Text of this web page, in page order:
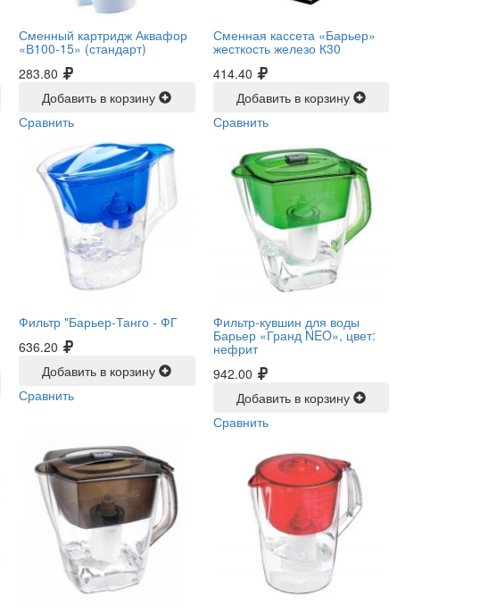
Сменный картридж Аквафор
«В100-15» (стандарт)
283.80
Добавить в корзину
Сравнить
Сменная кассета «Барьер»
жесткость железо К30
414.40
Добавить в корзину
Сравнить
Фильтр "Барьер-Танго - ФГ
636.20
Добавить в корзину
Сравнить
Фильтр-кувшин для воды
Барьер «Гранд NEO», цвет:
нефрит
942.00
Добавить в корзину
Сравнить